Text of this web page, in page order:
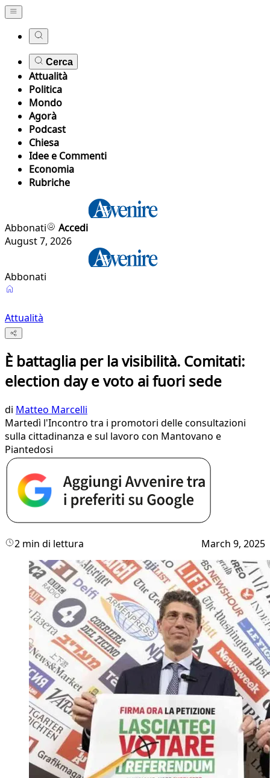
Cerca
Attualità
Politica
Mondo
Agorà
Podcast
Chiesa
Idee e Commenti
Economia
Rubriche
Abbonati
Accedi
August 7, 2026
Abbonati
Attualità
È battaglia per la visibilità. Comitati:
election day e voto ai fuori sede
di Matteo Marcelli
Martedì l'Incontro tra i promotori delle consultazioni
sulla cittadinanza e sul lavoro con Mantovano e
Piantedosi
2 min di lettura March 9, 2025